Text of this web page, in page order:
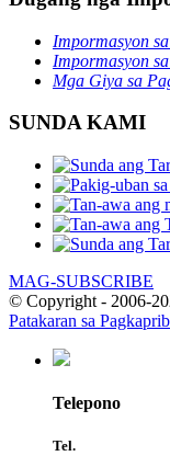
Impormasyon
Impormasyon
Mga Giya sa
SUNDA KAMI
MAG-SUBSCRIBE
© Copyright - 2006-
Patakaran sa
Telepono
Tel.